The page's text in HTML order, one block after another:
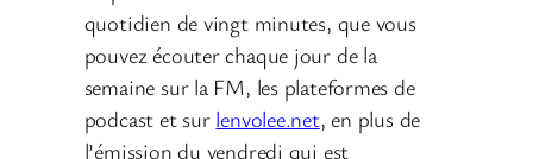
quotidien de vingt minutes, que vous
pouvez écouter chaque jour de la
semaine sur la FM, les plateformes de
podcast et sur lenvolee.net, en plus de
l’émission du vendredi qui est